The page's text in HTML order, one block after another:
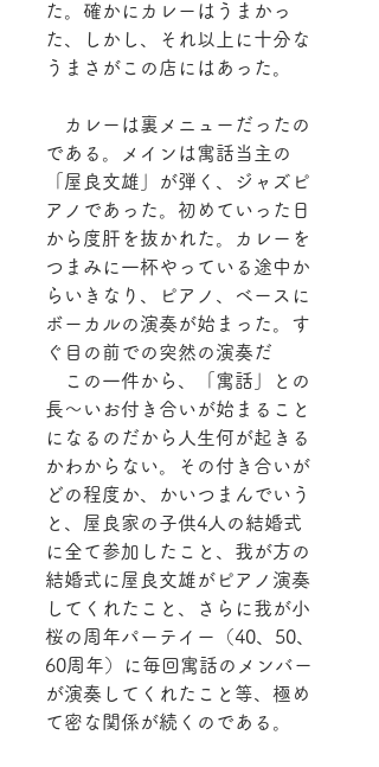
た。確かにカレーはうまかっ
た、しかし、それ以上に十分な
うまさがこの店にはあった。
カレーは裏メニューだったの
である。メインは寓話当主の
「屋良文雄」が弾く、ジャズピ
アノであった。初めていった日
から度肝を抜かれた。カレーを
つまみに一杯やっている途中か
らいきなり、ピアノ、ベースに
ボーカルの演奏が始まった。す
ぐ目の前での突然の演奏だ
この一件から、「寓話」との
長～いお付き合いが始まること
になるのだから人生何が起きる
かわからない。その付き合いが
どの程度か、かいつまんでいう
と、屋良家の子供4人の結婚式
に全て参加したこと、我が方の
結婚式に屋良文雄がピアノ演奏
してくれたこと、さらに我が小
桜の周年パーテイー（40、50、
60周年）に毎回寓話のメンバー
が演奏してくれたこと等、極め
て密な関係が続くのである。